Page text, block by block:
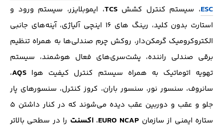
ESC، سیستم کنترل کششTCS، ایموبلایزر، سیستم ورود و
استارت بدون کلید، رینگ های 16 اینچی آلیاژی، آینه‌های جانبی
الکتروکرومیک گرمکن‌دار، روکش چرم صندلی‌ها به همراه تنظیم
برقی صندلی راننده، پشت‌سری‌های فعال هوشمند، سیستم
تهویه اتوماتیک به همراه سیستم کنترل کیفیت هوا AQS،
سانروف، سنسور نور، سنسور باران، کروز کنترل، سنسور‌های پار
جلو و عقب و دوربین عقب دیده می‌شوند که در کنار داشتن 5
ستاره ایمنی از سازمان EURO NCAP،اکسنت را در سطحی بالاتر